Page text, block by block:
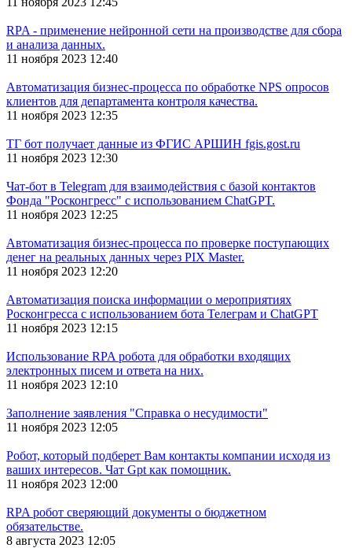
RPA - применение нейронной сети на производстве для сбора
и анализа данных.
11 ноября 2023 12:40
Автоматизация бизнес-процесса по обработке NPS опросов
клиентов для департамента контроля качества.
11 ноября 2023 12:35
ТГ бот получает данные из ФГИС АРШИН fgis.gost.ru
11 ноября 2023 12:30
Чат-бот в Telegram для взаимодействия с базой контактов
Фонда "Росконгресс" с использованием ChatGPT.
11 ноября 2023 12:25
Автоматизация бизнес-процесса по проверке поступающих
денег на реальных данных через PIX Master.
11 ноября 2023 12:20
Автоматизация поиска информации о мероприятиях
Росконгресса с использованием бота Телеграм и ChatGPT
11 ноября 2023 12:15
Использование RPA робота для обработки входящих
электронных писем и ответа на них.
11 ноября 2023 12:10
Заполнение заявления "Справка о несудимости"
11 ноября 2023 12:05
Робот, который подберет Вам контакты компании исходя из
ваших интересов. Чат Gpt как помощник.
11 ноября 2023 12:00
RPA робот сверяющий документы о бюджетном
обязательстве.
8 августа 2023 12:05